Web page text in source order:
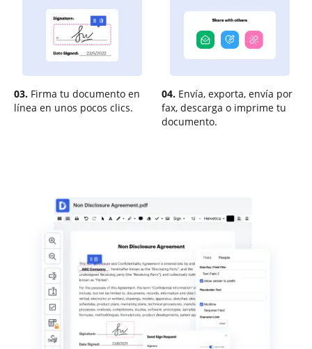
03. Firma tu documento en
línea en unos pocos clics.
04. Envía, exporta, envía por
fax, descarga o imprime tu
documento.